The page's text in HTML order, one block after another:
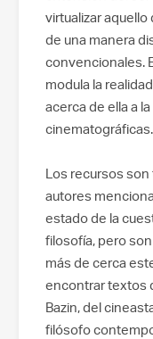
virtualizar
de una manera
convencionales.
modula la
acerca de ella a
cinematográficas.
Los recursos
autores
estado de la
filosofía, pero
más de cerca
encontrar textos
Bazin, del
filósofo